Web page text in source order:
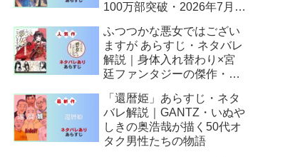
100万部突破・2026年7月ア
逆転人生
ふつつかな悪女ではござい
ますが あらすじ・ネタバレ
解説｜身体入れ替わり×宮
廷ファンタジーの傑作・
「還暦姫」あらすじ・ネタ
バレ解説｜GANTZ・いぬや
しきの奥浩哉が描く50代オ
タク男性たちの物語